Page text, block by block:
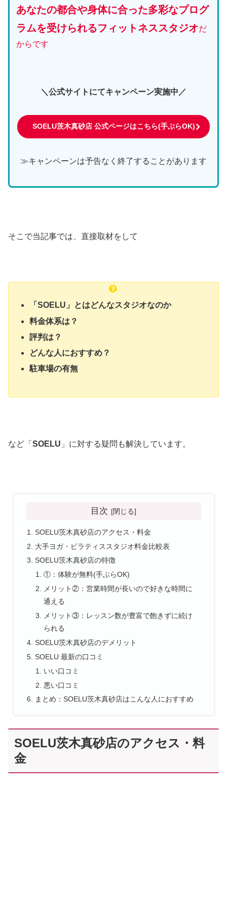
あなたの都合や身体に合った多彩なプログ
ラムを受けられるフィットネススタジオだ
からです
＼公式サイトにてキャンペーン実施中／
SOELU茨木真砂店 公式ページはこちら(手ぶらOK)
≫キャンペーンは予告なく終了することがあります
そこで当記事では、直接取材をして
「SOELU」とはどんなスタジオなのか
料金体系は？
評判は？
どんな人におすすめ？
駐車場の有無
など「 SOELU 」に対する疑問も解決しています。
目次
SOELU茨木真砂店のアクセス・料金
大手ヨガ・ピラティススタジオ料金比較表
SOELU茨木真砂店の特徴
①：体験が無料(手ぶらOK)
メリット②：営業時間が長いので好きな時間に
通える
メリット③：レッスン数が豊富で飽きずに続け
られる
SOELU茨木真砂店のデメリット
SOELU 最新の口コミ
いい口コミ
悪い口コミ
まとめ：SOELU茨木真砂店はこんな人におすすめ
SOELU茨木真砂店のアクセス・料
金